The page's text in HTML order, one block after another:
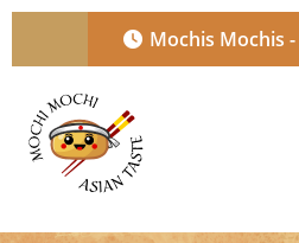
Mochis Mochis -